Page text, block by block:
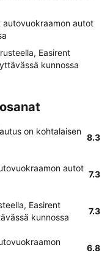
autovuokraamon autot
Easirent
kunnossa
on kohtalaisen
8.3
autot
7.3
Easirent
kunnossa
7.3
6.8